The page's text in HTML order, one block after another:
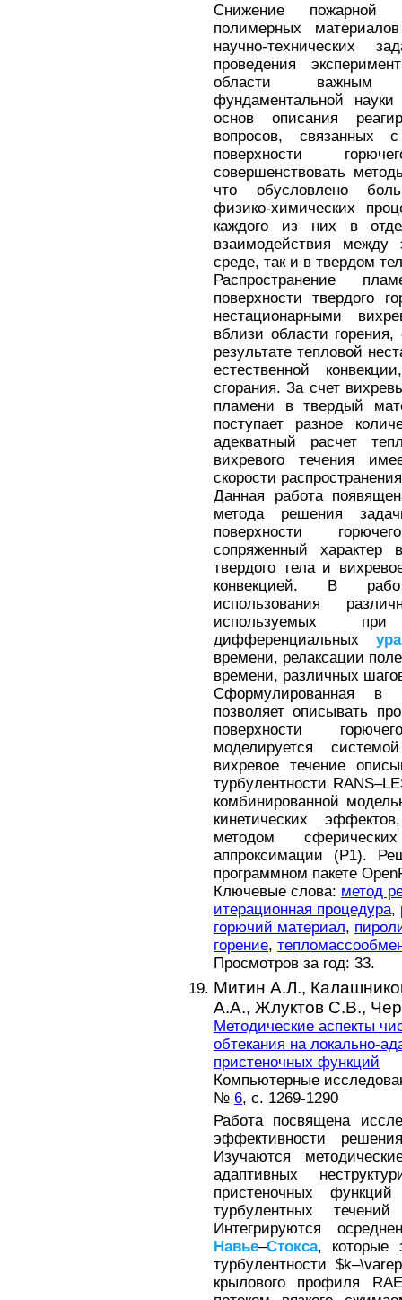
Снижение пожарной
полимерных
научно-технических
проведения
области важным
фундаментальной науки
основ описания
вопросов, связанных
поверхности
совершенствовать
что обусловлено
физико-химических
каждого из них в
взаимодействия между
среде, так и в твердом
Распространение
поверхности твердого
нестационарными
вблизи области
результате тепловой
естественной
сгорания. За счет
пламени в твердый
поступает разное
адекватный расчет
вихревого течения
скорости
Данная работа
метода решения
поверхности
сопряженный характер
твердого тела и
конвекцией. В
использования
используемых при
дифференциальных
времени, релаксации
времени, различных
Сформулированная в
позволяет описывать
поверхности
моделируется
вихревое течение
турбулентности
комбинированной
кинетических
методом
аппроксимации (P1).
программном пакете
Ключевые слова: метод
итерационная процедура,
горючий материал,
горение,
Просмотров за год: 33.
Митин А.Л.,
А.А., Жлуктов С.В.,
Методические аспекты
обтекания на локально-
пристеночных функций
Компьютерные
№ 6, с. 1269-1290
Работа посвящена
эффективности
Изучаются
адаптивных
пристеночных
турбулентных
Интегрируются
Навье–Стокса, которые
турбулентности
крылового профиля